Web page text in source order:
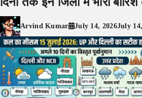
Arvind Kumar July 14, 2026July